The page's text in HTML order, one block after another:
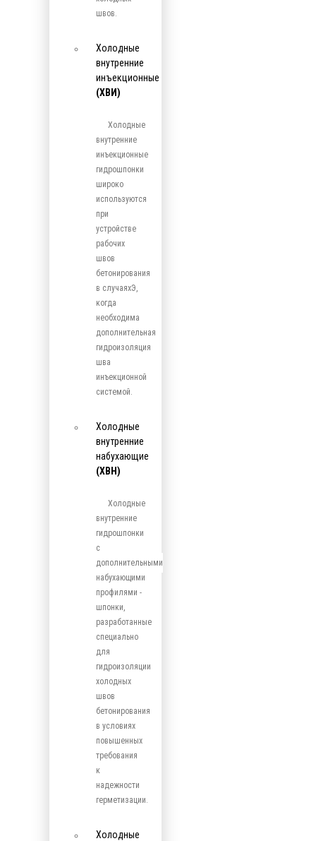
швов.
Холодные
внутренние
инъекционные
(ХВИ)
Холодные
внутренние
инъекционные
гидрошпонки
широко
используются
при
устройстве
рабочих
швов
бетонирования
в случаяхЭ,
когда
необходима
дополнительная
гидроизоляция
шва
инъекционной
системой.
Холодные
внутренние
набухающие
(ХВН)
Холодные
внутренние
гидрошпонки
с
дополнительными
набухающими
профилями -
шпонки,
разработанные
специально
для
гидроизоляции
холодных
швов
бетонирования
в условиях
повышенных
требования
к
надежности
герметизации.
Холодные